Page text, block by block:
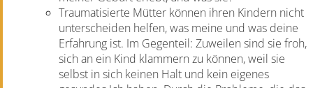
Traumatisierte Mütter können ihren Kindern nicht
unterscheiden helfen, was meine und was deine
Erfahrung ist. Im Gegenteil: Zuweilen sind sie froh,
sich an ein Kind klammern zu können, weil sie
selbst in sich keinen Halt und kein eigenes